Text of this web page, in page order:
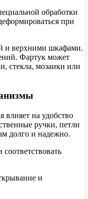
обработки
при
и верхними шкафами.
Фартук может
стекла, мозаики или
влияет на удобство
ручки, петли
долго и надежно.
и